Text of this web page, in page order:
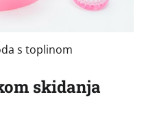
s toplinom
skidanja